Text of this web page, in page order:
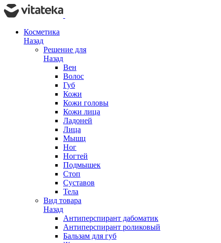
Косметика
Назад
Решение для
Назад
Вен
Волос
Губ
Кожи
Кожи головы
Кожи лица
Ладоней
Лица
Мышц
Ног
Ногтей
Подмышек
Стоп
Суставов
Тела
Вид товара
Назад
Антиперспирант дабоматик
Антиперспирант роликовый
Бальзам для губ